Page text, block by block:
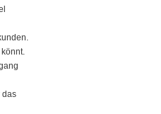
das